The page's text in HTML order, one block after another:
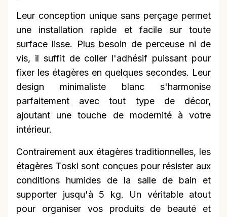
Leur conception unique sans perçage permet
une installation rapide et facile sur toute
surface lisse. Plus besoin de perceuse ni de
vis, il suffit de coller l'adhésif puissant pour
fixer les étagères en quelques secondes. Leur
design minimaliste blanc s'harmonise
parfaitement avec tout type de décor,
ajoutant une touche de modernité à votre
intérieur.
Contrairement aux étagères traditionnelles, les
étagères Toski sont conçues pour résister aux
conditions humides de la salle de bain et
supporter jusqu'à 5 kg. Un véritable atout
pour organiser vos produits de beauté et